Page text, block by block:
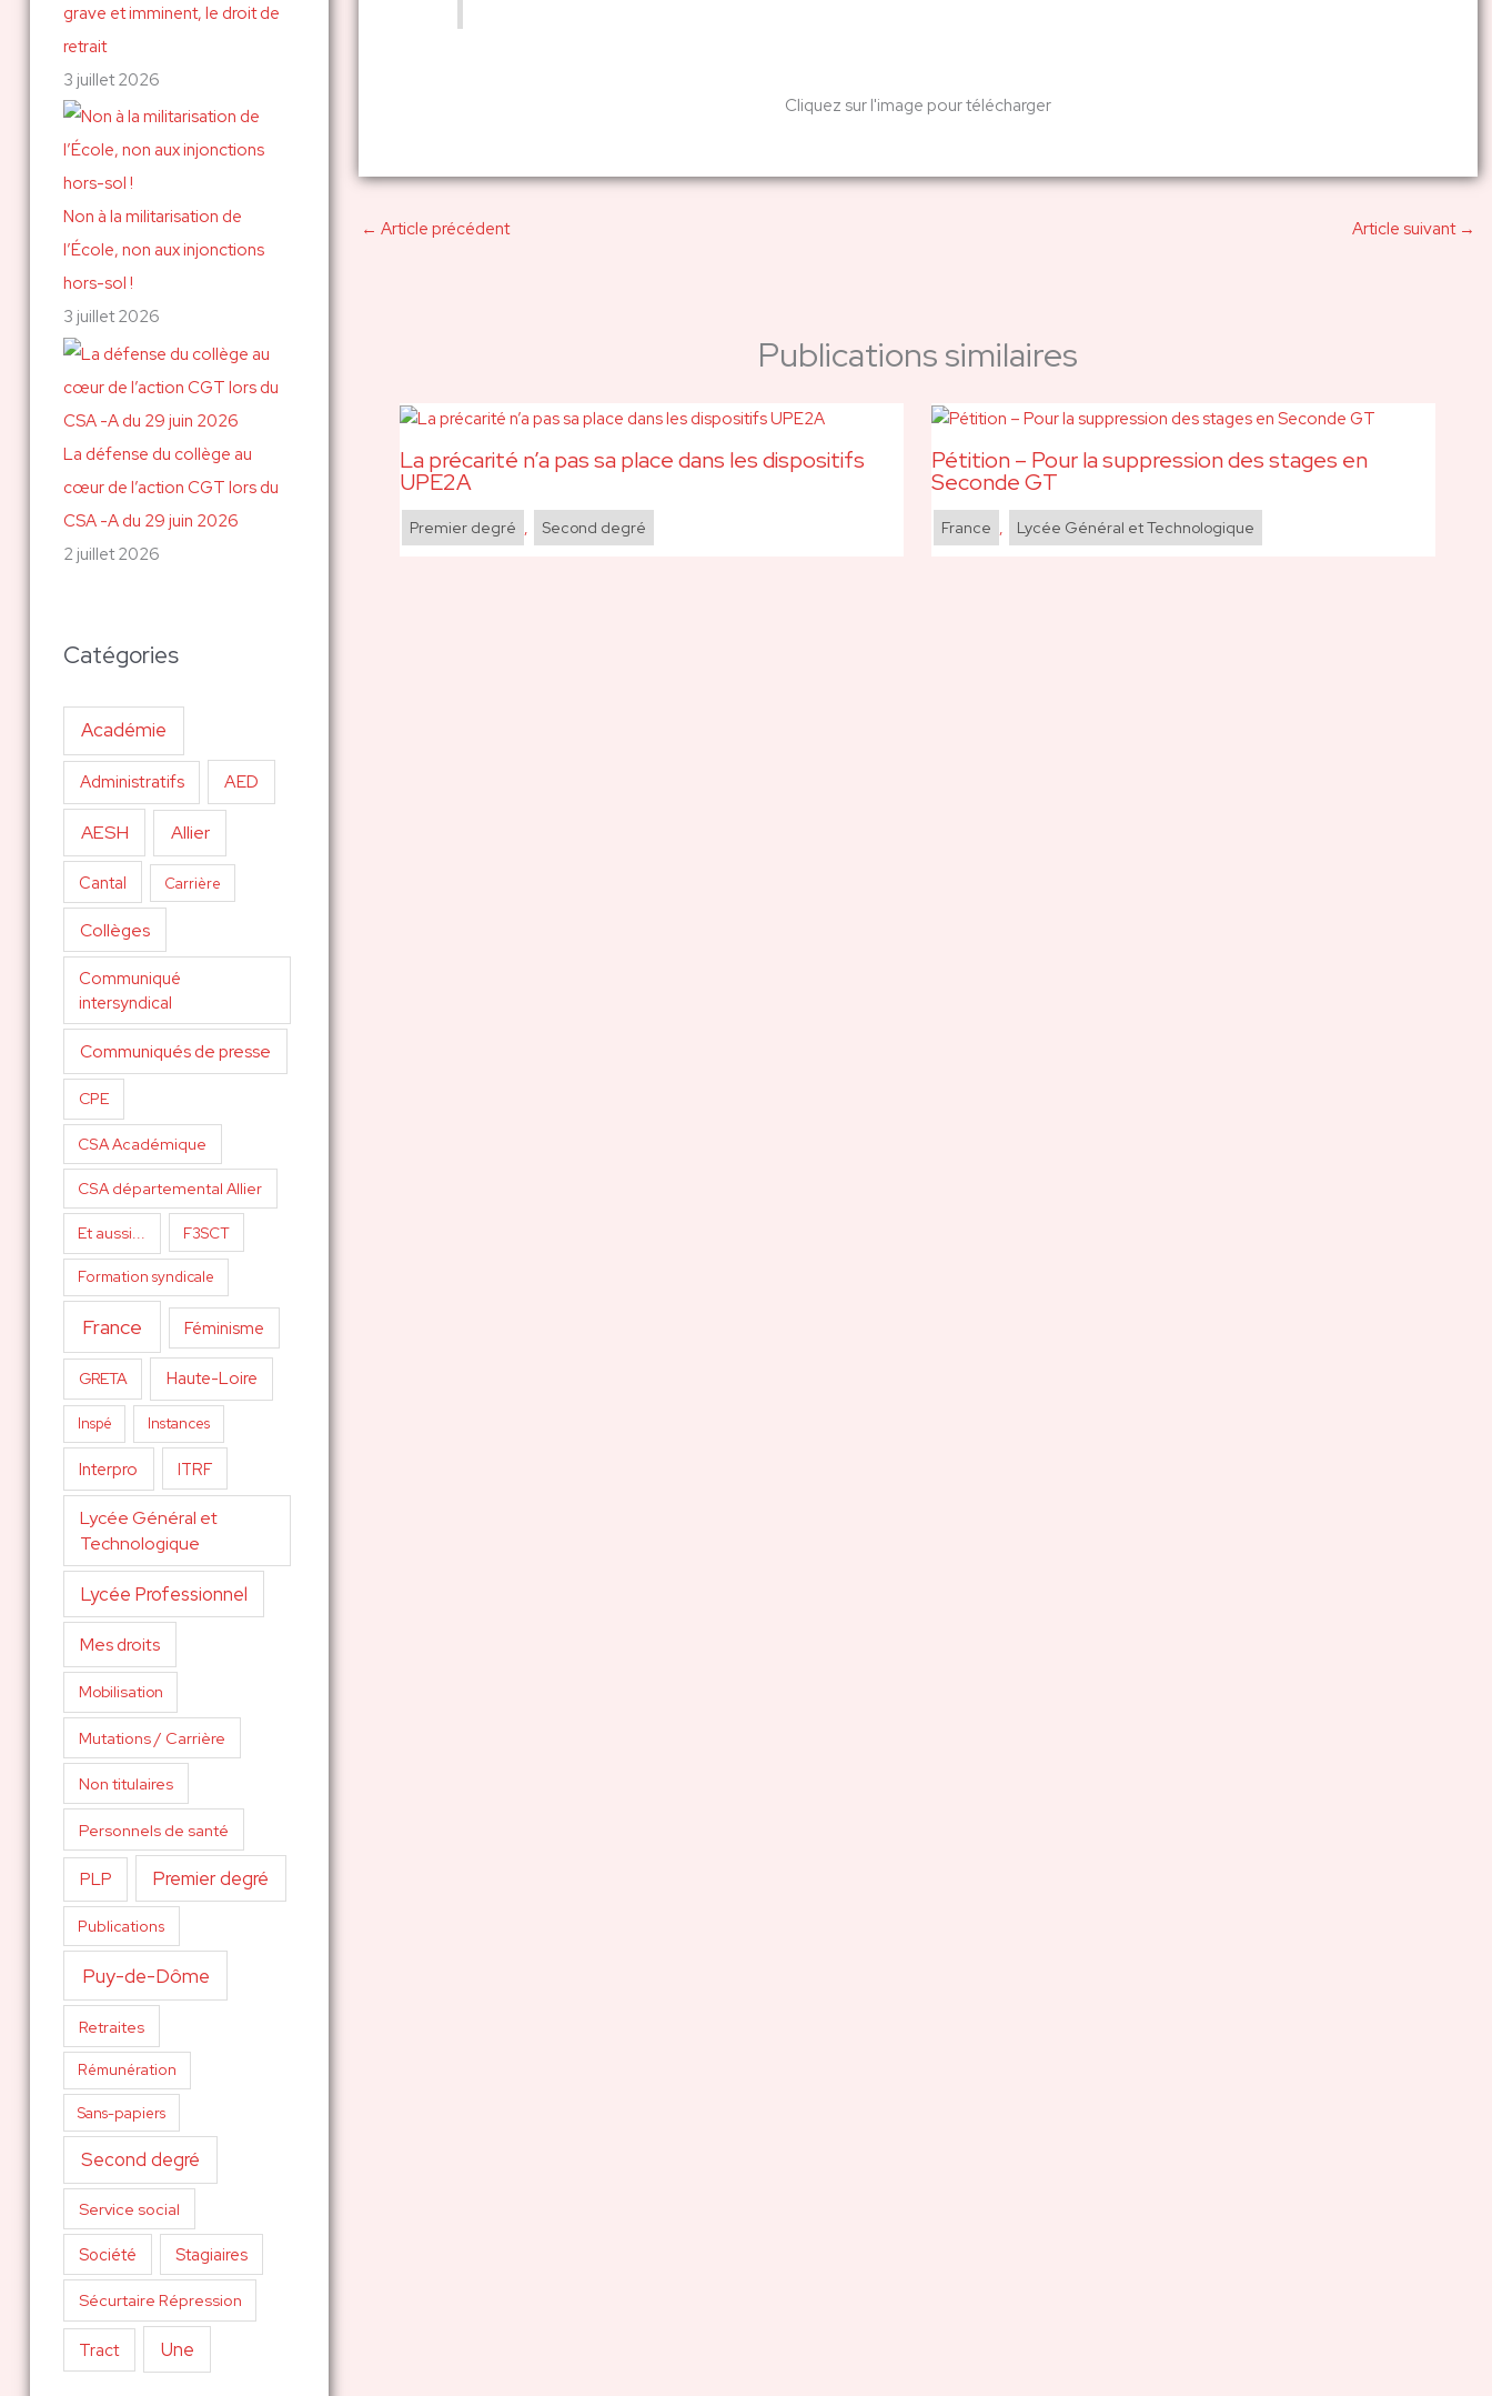
grave et imminent, le droit de
retrait
3 juillet 2026
Non à la militarisation de
l’École, non aux injonctions
hors-sol !
3 juillet 2026
La défense du collège au
cœur de l’action CGT lors du
CSA -A du 29 juin 2026
2 juillet 2026
Catégories
Académie
Administratifs AED
AESH Allier
Cantal Carrière
Collèges
Communiqué
intersyndical
Communiqués de presse
CPE
CSA Académique
CSA départemental Allier
Et aussi... F3SCT
Formation syndicale
France Féminisme
GRETA Haute-Loire
Inspé Instances
Interpro ITRF
Lycée Général et
Technologique
Lycée Professionnel
Mes droits
Mobilisation
Mutations / Carrière
Non titulaires
Personnels de santé
PLP Premier degré
Publications
Puy-de-Dôme
Retraites
Rémunération
Sans-papiers
Second degré
Service social
Société Stagiaires
Sécurtaire Répression
Tract Une
Cliquez sur l'image pour télécharger
← Article précédent Article suivant →
Publications similaires
La précarité n’a pas sa place dans les dispositifs
UPE2A
Premier degré , Second degré
Pétition – Pour la suppression des stages en
Seconde GT
France , Lycée Général et Technologique